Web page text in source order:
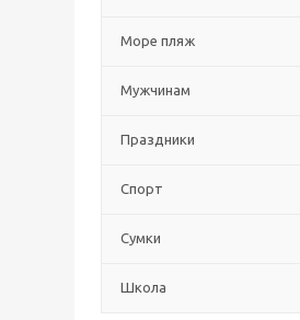
Море пляж
Мужчинам
Праздники
Спорт
Сумки
Школа